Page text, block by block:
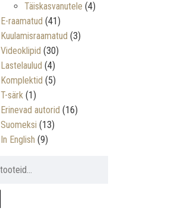
Täiskasvanutele (4)
E-raamatud (41)
Kuulamisraamatud (3)
Videoklipid (30)
Lastelaulud (4)
Komplektid (5)
T-särk (1)
Erinevad autorid (16)
Suomeksi (13)
In English (9)